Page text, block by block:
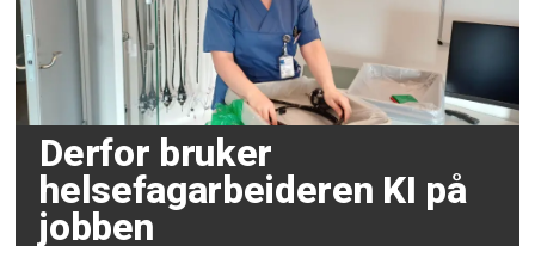
Derfor bruker
helsefagarbeideren KI på
jobben